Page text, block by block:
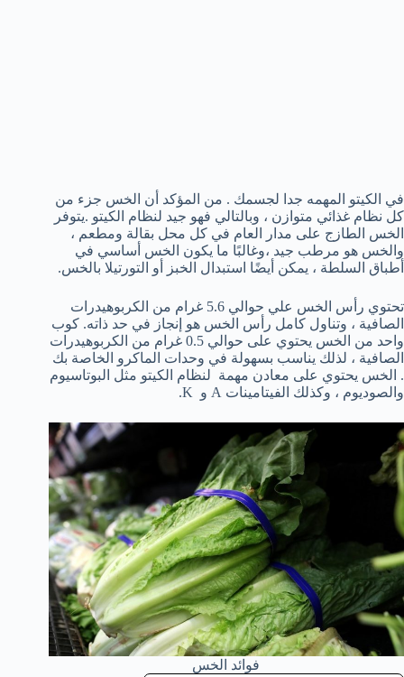
في الكيتو المهمه جدا لجسمك . من المؤكد أن الخس جزء من
كل نظام غذائي متوازن ، وبالتالي فهو جيد لنظام الكيتو .يتوفر
الخس الطازج على مدار العام في كل محل بقالة ومطعم ،
والخس هو مرطب جيد ،وغالبًا ما يكون الخس أساسي في
أطباق السلطة ، يمكن أيضًا استبدال الخبز أو التورتيلا بالخس.
تحتوي رأس الخس علي حوالي 5.6 غرام من الكربوهيدرات
الصافية ، وتناول كامل رأس الخس هو إنجاز في حد ذاته. كوب
واحد من الخس يحتوي على حوالي 0.5 غرام من الكربوهيدرات
الصافية ، لذلك يناسب بسهولة في وحدات الماكرو الخاصة بك
. الخس يحتوي على معادن مهمة لنظام الكيتو مثل البوتاسيوم
والصوديوم ، وكذلك الفيتامينات A و K.
فوائد الخس